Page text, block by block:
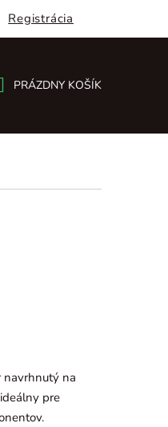
Registrácia
PRÁZDNY KOŠÍK
navrhnutý na
pre